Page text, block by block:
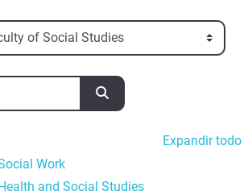
Buscar cursos
Expandir todo
Work
and Social Studies